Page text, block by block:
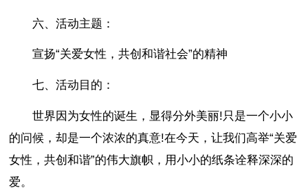
六、活动主题：
宣扬“关爱女性，共创和谐社会”的精神
七、活动目的：
世界因为女性的诞生，显得分外美丽!只是一个小小
的问候，却是一个浓浓的真意!在今天，让我们高举“关爱
女性，共创和谐”的伟大旗帜，用小小的纸条诠释深深的
爱。